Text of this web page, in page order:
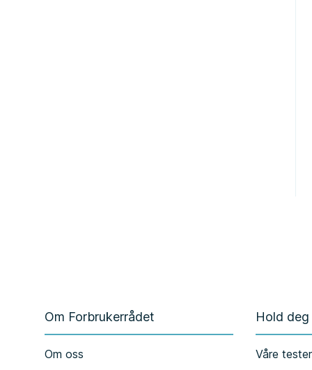
Om Forbrukerrådet
Om oss
Hold
Våre tester